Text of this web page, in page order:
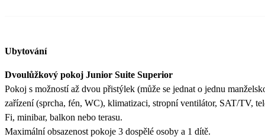
Ubytování
Dvoulůžkový pokoj Junior Suite Superior
Pokoj s možností až dvou přistýlek (může se jednat o jednu
zařízení (sprcha, fén, WC), klimatizaci, stropní ventilátor, SAT/TV,
Fi, minibar, balkon nebo terasu.
Maximální obsazenost pokoje 3 dospělé osoby a 1 dítě.